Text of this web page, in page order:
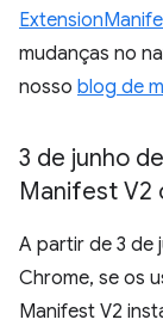
mudanças no
nosso blog de
3 de junho
Manifest V2
A partir de 3 de
Chrome, se os
Manifest V2